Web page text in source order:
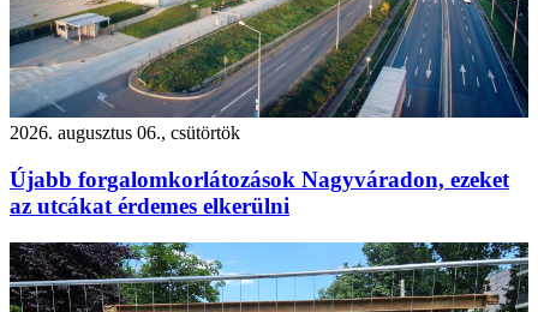
2026. augusztus 06., csütörtök
Újabb forgalomkorlátozások Nagyváradon, ezeket
az utcákat érdemes elkerülni